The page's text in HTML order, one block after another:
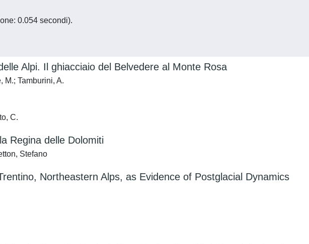
0.054 secondi).
Alpi. Il ghiacciaio del Belvedere al Monte Rosa
M.; Tamburini, A.
C.
Regina delle Dolomiti
Stefano
Northeastern Alps, as Evidence of Postglacial Dynamics